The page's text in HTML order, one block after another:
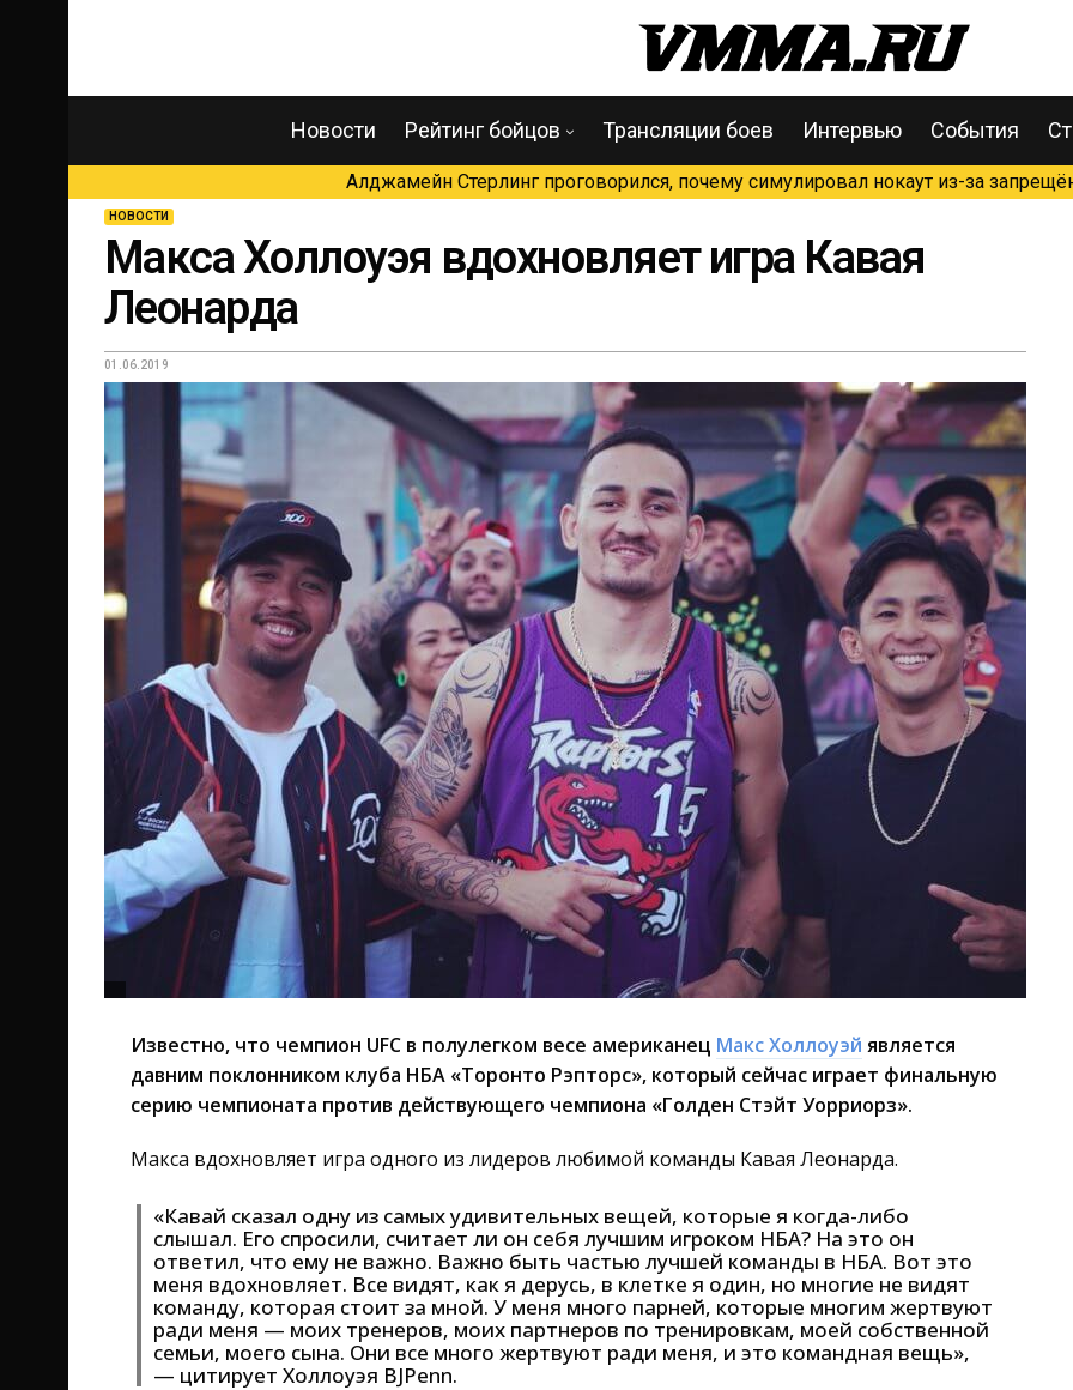
Новости Рейтинг бойцов Трансляции боев Интервью События
Алджамейн Стерлинг проговорился, почему симулировал нокаут из-за
НОВОСТИ
Макса Холлоуэя вдохновляет игра Кавая
Леонарда
01.06.2019
Известно, что чемпион UFC в полулегком весе американец Макс Холлоуэй является
давним поклонником клуба НБА «Торонто Рэпторс», который сейчас играет финальную
серию чемпионата против действующего чемпиона «Голден Стэйт Уорриорз».
Макса вдохновляет игра одного из лидеров любимой команды Кавая Леонарда.
«Кавай сказал одну из самых удивительных вещей, которые я когда-либо
слышал. Его спросили, считает ли он себя лучшим игроком НБА? На это он
ответил, что ему не важно. Важно быть частью лучшей команды в НБА. Вот это
меня вдохновляет. Все видят, как я дерусь, в клетке я один, но многие не видят
команду, которая стоит за мной. У меня много парней, которые многим жертвуют
ради меня — моих тренеров, моих партнеров по тренировкам, моей собственной
семьи, моего сына. Они все много жертвуют ради меня, и это командная вещь»,
— цитирует Холлоуэя BJPenn.